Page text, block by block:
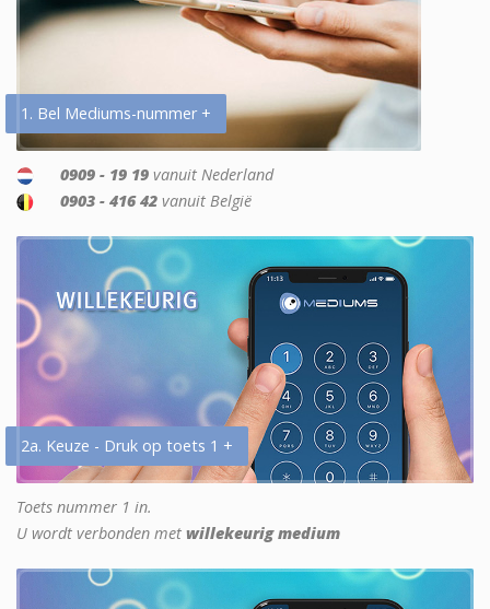
1. Bel Mediums-nummer +
0909 - 19 19 vanuit Nederland
0903 - 416 42 vanuit België
2a. Keuze - Druk op toets 1 +
Toets nummer 1 in.
U wordt verbonden met willekeurig medium